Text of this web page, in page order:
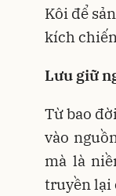
Kôi để
kích
Lưu giữ
Từ bao
vào
mà là
truyền lại